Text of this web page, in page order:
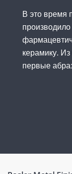
В это время
керамику.
первые